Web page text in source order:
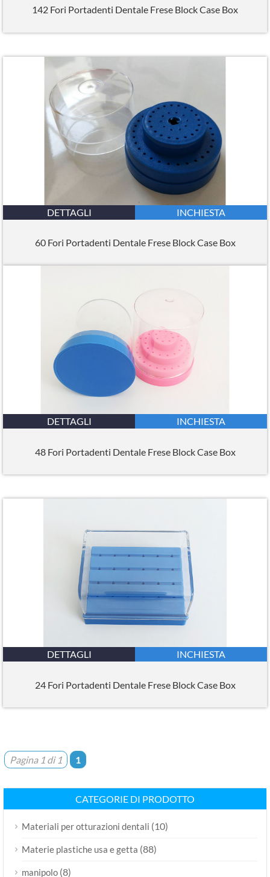
142 Fori Portadenti Dentale Frese Block Case Box
DETTAGLI INCHIESTA
60 Fori Portadenti Dentale Frese Block Case Box
DETTAGLI INCHIESTA
48 Fori Portadenti Dentale Frese Block Case Box
DETTAGLI INCHIESTA
24 Fori Portadenti Dentale Frese Block Case Box
Pagina 1 di 1 1
CATEGORIE DI PRODOTTO
Materiali per otturazioni dentali (10)
Materie plastiche usa e getta (88)
manipolo (8)